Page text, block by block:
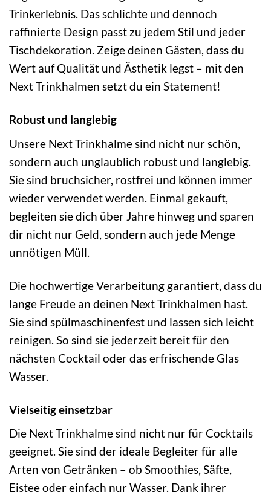
Trinkerlebnis. Das schlichte und dennoch
raffinierte Design passt zu jedem Stil und jeder
Tischdekoration. Zeige deinen Gästen, dass du
Wert auf Qualität und Ästhetik legst – mit den
Next Trinkhalmen setzt du ein Statement!
Robust und langlebig
Unsere Next Trinkhalme sind nicht nur schön,
sondern auch unglaublich robust und langlebig.
Sie sind bruchsicher, rostfrei und können immer
wieder verwendet werden. Einmal gekauft,
begleiten sie dich über Jahre hinweg und sparen
dir nicht nur Geld, sondern auch jede Menge
unnötigen Müll.
Die hochwertige Verarbeitung garantiert, dass du
lange Freude an deinen Next Trinkhalmen hast.
Sie sind spülmaschinenfest und lassen sich leicht
reinigen. So sind sie jederzeit bereit für den
nächsten Cocktail oder das erfrischende Glas
Wasser.
Vielseitig einsetzbar
Die Next Trinkhalme sind nicht nur für Cocktails
geeignet. Sie sind der ideale Begleiter für alle
Arten von Getränken – ob Smoothies, Säfte,
Eistee oder einfach nur Wasser. Dank ihrer